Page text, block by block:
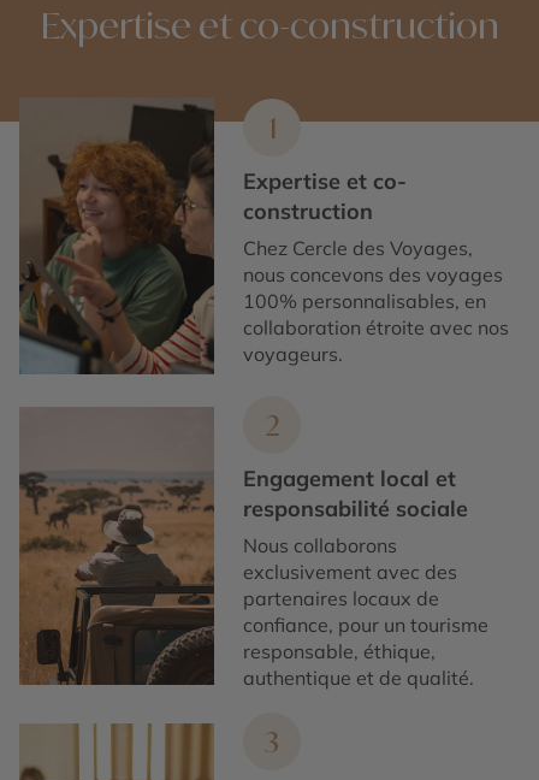
Expertise et co-construction
1
Expertise et co-
construction
Chez Cercle des Voyages,
nous concevons des voyages
100% personnalisables, en
collaboration étroite avec nos
voyageurs.
2
Engagement local et
responsabilité sociale
Nous collaborons
exclusivement avec des
partenaires locaux de
confiance, pour un tourisme
responsable, éthique,
authentique et de qualité.
3